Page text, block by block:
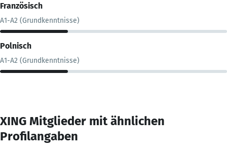
Französisch
A1-A2 (Grundkenntnisse)
Polnisch
A1-A2 (Grundkenntnisse)
XING Mitglieder mit ähnlichen
Profilangaben